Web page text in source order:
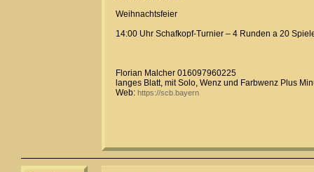
Weihnachtsfeier
14:00 Uhr Schafkopf-Turnier – 4 Runden a 20
Florian Malcher 016097960225
langes Blatt, mit Solo, Wenz und Farbwenz Plus
Web: https://scb.bayern